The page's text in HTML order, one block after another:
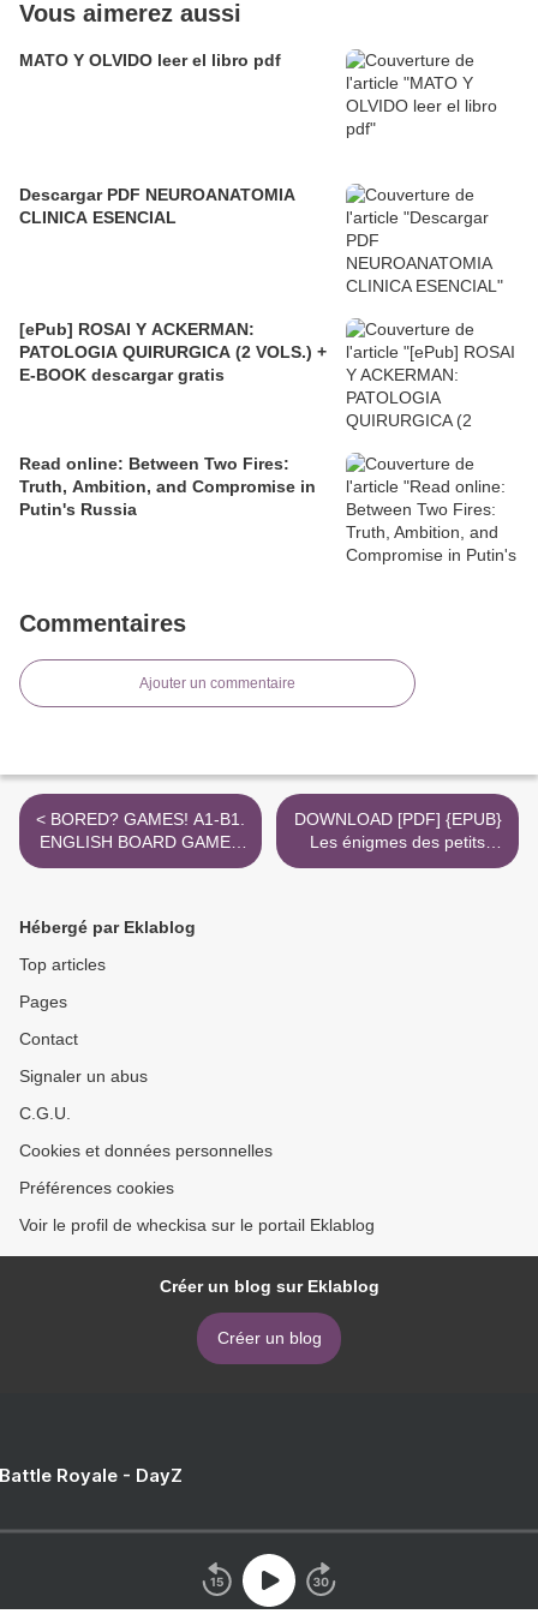
Vous aimerez aussi
MATO Y OLVIDO leer el libro pdf
Descargar PDF NEUROANATOMIA
CLINICA ESENCIAL
[ePub] ROSAI Y ACKERMAN:
PATOLOGIA QUIRURGICA (2 VOLS.) +
E-BOOK descargar gratis
Read online: Between Two Fires:
Truth, Ambition, and Compromise in
Putin's Russia
Commentaires
Ajouter un commentaire
< BORED? GAMES! A1-B1.
ENGLISH BOARD GAMES
FOR LEARNERS AND
DOWNLOAD [PDF] {EPUB}
Les énigmes des petits
génies ! - Du CP au CE1 >
Hébergé par Eklablog
Top articles
Pages
Contact
Signaler un abus
C.G.U.
Cookies et données personnelles
Préférences cookies
Voir le profil de wheckisa sur le portail Eklablog
Créer un blog sur Eklablog
Créer un blog
Royale - DayZ